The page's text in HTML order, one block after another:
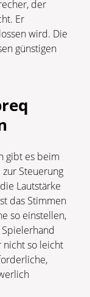
der
Er
wird. Die
günstigen
gibt es beim
Steuerung
Lautstärke
das Stimmen
so einstellen,
nicht so leicht